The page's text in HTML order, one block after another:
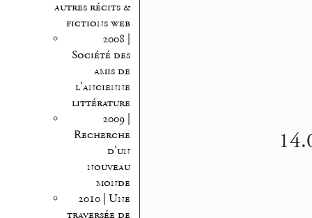
autres récits &
fictions web
2008 |
Société des
amis de
l’ancienne
littérature
2009 |
Recherche
d’un
nouveau
monde
2010 | Une
traversée de